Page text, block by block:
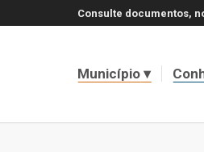
Consulte documentos,
Município